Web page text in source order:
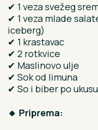
✔ 1 veza svežeg
✔ 1 veza mlade
iceberg)
✔ 1 krastavac
✔ 2 rotkvice
✔ Maslinovo ulje
✔ Sok od limuna
✔ So i biber po ukusu
🔸 Priprema: